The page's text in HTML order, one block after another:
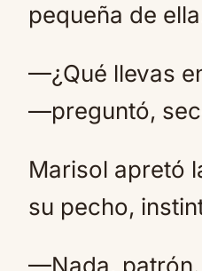
pequeña de
—¿Qué llevas
—preguntó,
Marisol apretó
su pecho,
—Nada,